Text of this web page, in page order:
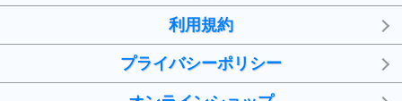
利用規約
プライバシーポリシー